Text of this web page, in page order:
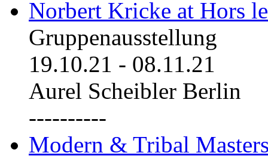
Norbert Kricke at Hors
Gruppenausstellung
19.10.21 - 08.11.21
Aurel Scheibler Berlin
----------
Modern & Tribal